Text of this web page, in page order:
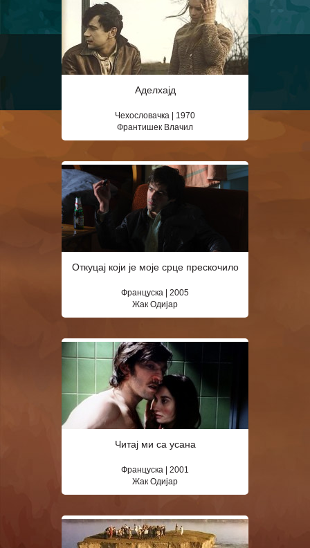
Аделхајд
Чехословачка | 1970
Франтишек Влачил
Откуцај који је моје срце прескочило
Француска | 2005
Жак Одијар
Читај ми са усана
Француска | 2001
Жак Одијар